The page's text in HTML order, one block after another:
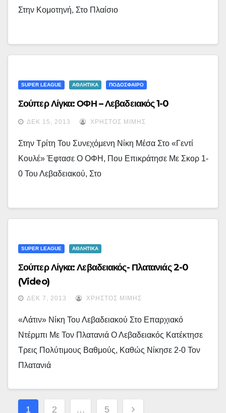
Στην Κομοτηνή, Στο Πλαίσιο
SUPER LEAGUE ΑΘΛΗΤΙΚΑ ΠΟΔΟΣΦΑΙΡΟ
Σούπερ Λίγκα: ΟΦΗ – Λεβαδειακός 1-0
ΔΕΚ 15, 2013 ΧΡΉΣΤΟΣ ΜΊΜΗΣ
Στην Τρίτη Του Συνεχόμενη Νίκη Μέσα Στο «Γεντί
Κουλέ» Έφτασε Ο ΟΦΗ, Που Επικράτησε Με Σκορ 1-
0 Του Λεβαδειακού, Στο
SUPER LEAGUE ΑΘΛΗΤΙΚΑ
Σούπερ Λίγκα: Λεβαδειακός- Πλατανιάς 2-0
(video)
ΔΕΚ 7, 2013 ΧΡΉΣΤΟΣ ΜΊΜΗΣ
«Λάτιν» Νίκη Του Λεβαδειακού Στο Επαρχιακό
Ντέρμπι Με Τον Πλατανιά Ο Λεβαδειακός Κατέκτησε
Τρεις Πολύτιμους Βαθμούς, Καθώς Νίκησε 2-0 Τον
Πλατανιά
Σελιδοποίηση
1 2 … 5